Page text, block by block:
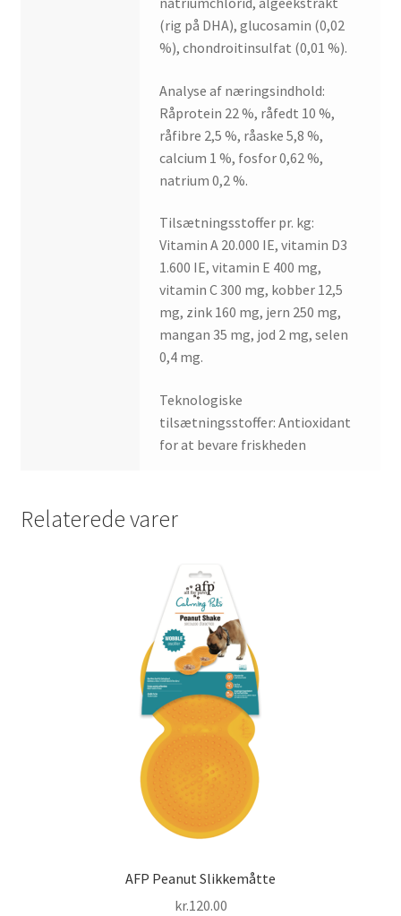
(rig på DHA), glucosamin (0,02
%), chondroitinsulfat (0,01 %).
Analyse af næringsindhold:
Råprotein 22 %, råfedt 10 %,
råfibre 2,5 %, råaske 5,8 %,
calcium 1 %, fosfor 0,62 %,
natrium 0,2 %.
Tilsætningsstoffer pr. kg:
Vitamin A 20.000 IE, vitamin D3
1.600 IE, vitamin E 400 mg,
vitamin C 300 mg, kobber 12,5
mg, zink 160 mg, jern 250 mg,
mangan 35 mg, jod 2 mg, selen
0,4 mg.
Teknologiske
tilsætningsstoffer: Antioxidant
for at bevare friskheden
Relaterede varer
AFP Peanut Slikkemåtte
kr.120.00